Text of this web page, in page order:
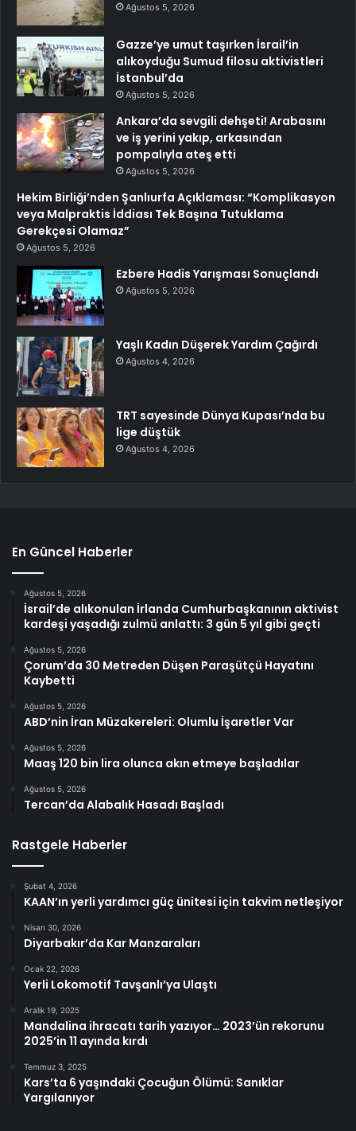
Ağustos 5, 2026
Gazze’ye umut taşırken İsrail’in
alıkoyduğu Sumud filosu aktivistleri
İstanbul’da
Ağustos 5, 2026
Ankara’da sevgili dehşeti! Arabasını
ve iş yerini yakıp, arkasından
pompalıyla ateş etti
Ağustos 5, 2026
Hekim Birliği’nden Şanlıurfa Açıklaması: “Komplikasyon
veya Malpraktis İddiası Tek Başına Tutuklama
Gerekçesi Olamaz”
Ağustos 5, 2026
Ezbere Hadis Yarışması Sonuçlandı
Ağustos 5, 2026
Yaşlı Kadın Düşerek Yardım Çağırdı
Ağustos 4, 2026
TRT sayesinde Dünya Kupası’nda bu
lige düştük
Ağustos 4, 2026
En Güncel Haberler
Ağustos 5, 2026
İsrail’de alıkonulan İrlanda Cumhurbaşkanının aktivist
kardeşi yaşadığı zulmü anlattı: 3 gün 5 yıl gibi geçti
Ağustos 5, 2026
Çorum’da 30 Metreden Düşen Paraşütçü Hayatını
Kaybetti
Ağustos 5, 2026
ABD’nin İran Müzakereleri: Olumlu İşaretler Var
Ağustos 5, 2026
Maaş 120 bin lira olunca akın etmeye başladılar
Ağustos 5, 2026
Tercan’da Alabalık Hasadı Başladı
Rastgele Haberler
Şubat 4, 2026
KAAN’ın yerli yardımcı güç ünitesi için takvim netleşiyor
Nisan 30, 2026
Diyarbakır’da Kar Manzaraları
Ocak 22, 2026
Yerli Lokomotif Tavşanlı’ya Ulaştı
Aralık 19, 2025
Mandalina ihracatı tarih yazıyor… 2023’ün rekorunu
2025’in 11 ayında kırdı
Temmuz 3, 2025
Kars’ta 6 yaşındaki Çocuğun Ölümü: Sanıklar
Yargılanıyor